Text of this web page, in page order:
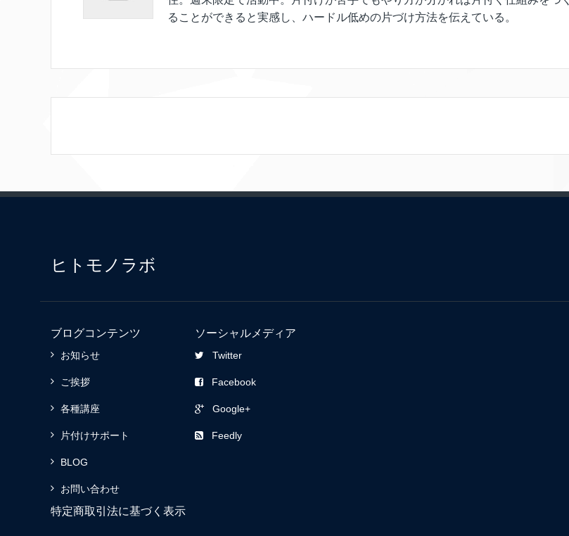
ることができると実感し、ハードル低めの片づけ方法を伝えている。
ヒトモノラボ
ブログコンテンツ
お知らせ
ご挨拶
各種講座
片付けサポート
BLOG
お問い合わせ
ソーシャルメディア
Twitter
Facebook
Google+
Feedly
特定商取引法に基づく表示